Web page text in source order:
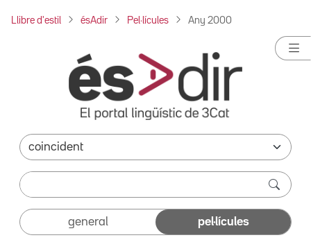
Llibre d'estil ésAdir Pel·lícules Any 2000
general pel·lícules